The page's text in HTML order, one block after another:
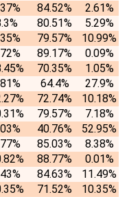
84.52%
2.61%
80.51%
5.29%
79.57%
10.99%
89.17%
0.09%
70.35%
1.05%
64.4%
27.9%
72.74%
10.18%
79.57%
7.18%
40.76%
52.95%
85.03%
8.38%
88.77%
0.01%
84.63%
11.49%
71.52%
10.35%